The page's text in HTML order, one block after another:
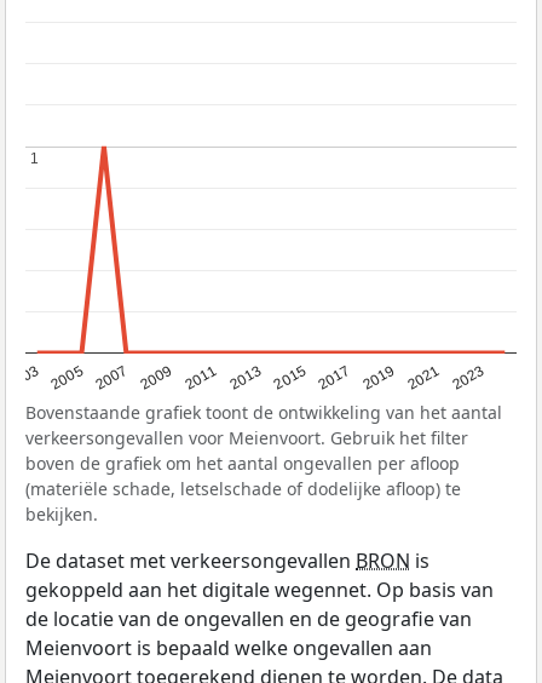
2003 2005 2007 2009 2011 2013 2015 2017 2019 2021 2023
1
1
Bovenstaande grafiek toont de ontwikkeling van het aantal
verkeersongevallen voor Meienvoort. Gebruik het filter
boven de grafiek om het aantal ongevallen per afloop
(materiële schade, letselschade of dodelijke afloop) te
bekijken.
De dataset met verkeersongevallen BRON is
gekoppeld aan het digitale wegennet. Op basis van
de locatie van de ongevallen en de geografie van
Meienvoort is bepaald welke ongevallen aan
Meienvoort toegerekend dienen te worden. De data